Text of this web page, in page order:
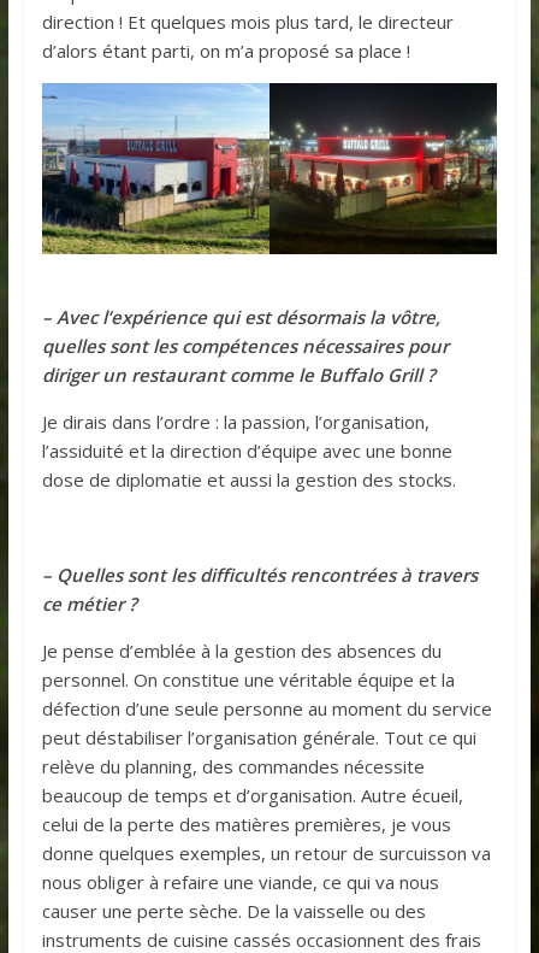
direction ! Et quelques mois plus tard, le directeur
d’alors étant parti, on m’a proposé sa place !
– Avec l’expérience qui est désormais la vôtre,
quelles sont les compétences nécessaires pour
diriger un restaurant comme le Buffalo Grill ?
Je dirais dans l’ordre : la passion, l’organisation,
l’assiduité et la direction d’équipe avec une bonne
dose de diplomatie et aussi la gestion des stocks.
– Quelles sont les difficultés rencontrées à travers
ce métier ?
Je pense d’emblée à la gestion des absences du
personnel. On constitue une véritable équipe et la
défection d’une seule personne au moment du service
peut déstabiliser l’organisation générale. Tout ce qui
relève du planning, des commandes nécessite
beaucoup de temps et d’organisation. Autre écueil,
celui de la perte des matières premières, je vous
donne quelques exemples, un retour de surcuisson va
nous obliger à refaire une viande, ce qui va nous
causer une perte sèche. De la vaisselle ou des
instruments de cuisine cassés occasionnent des frais